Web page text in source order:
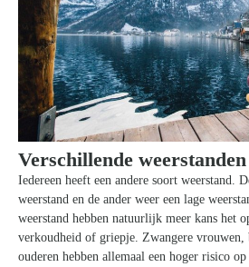
Verschillende weerstanden
Iedereen heeft een andere soort weerstand.
weerstand en de ander weer een lage
weerstand hebben natuurlijk meer kans het
verkoudheid of griepje. Zwangere vrouwen,
ouderen hebben allemaal een hoger risico